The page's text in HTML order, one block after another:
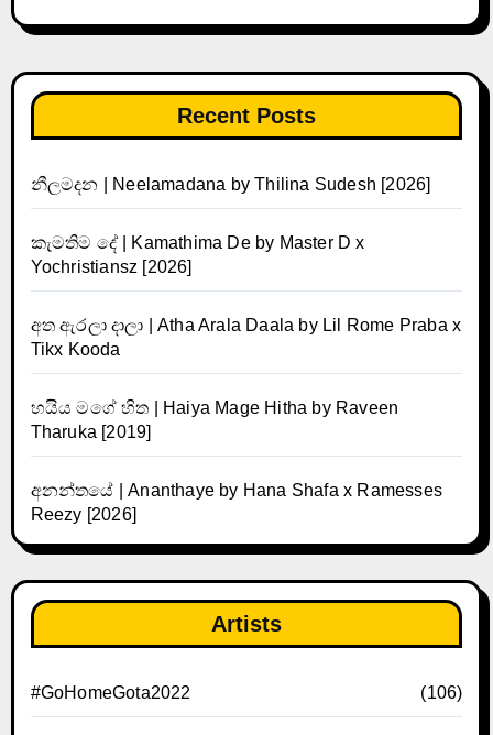
Recent Posts
නීලමදන | Neelamadana by Thilina Sudesh [2026]
කැමතිම දේ | Kamathima De by Master D x
Yochristiansz [2026]
අත ඇරලා දාලා | Atha Arala Daala by Lil Rome Praba x
Tikx Kooda
හයිය මගේ හිත | Haiya Mage Hitha by Raveen
Tharuka [2019]
අනන්තයේ | Ananthaye by Hana Shafa x Ramesses
Reezy [2026]
Artists
#GoHomeGota2022 (106)